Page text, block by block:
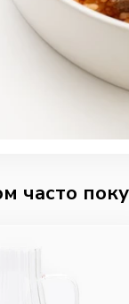
часто